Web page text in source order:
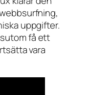
uppgifter.
få ett
vara